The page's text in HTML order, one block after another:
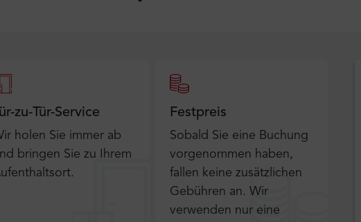
zu-Tür-Service
holen Sie immer ab
bringen Sie zu Ihrem
Festpreis
Sobald Sie eine Buchung
vorgenommen haben,
fallen keine zusätzlichen
Gebühren an. Wir
verwenden nur eine